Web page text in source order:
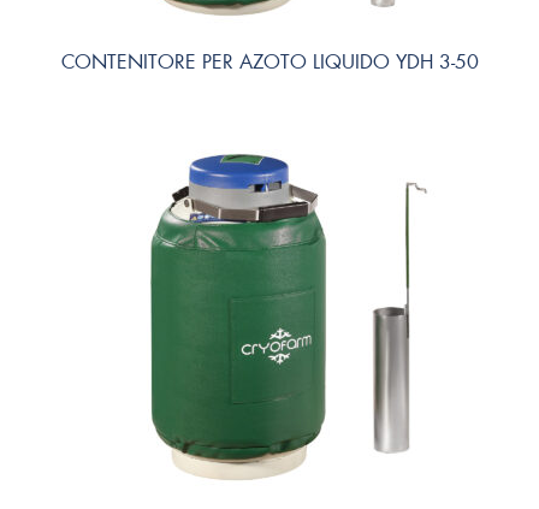
CONTENITORE PER AZOTO LIQUIDO YDH 3-50